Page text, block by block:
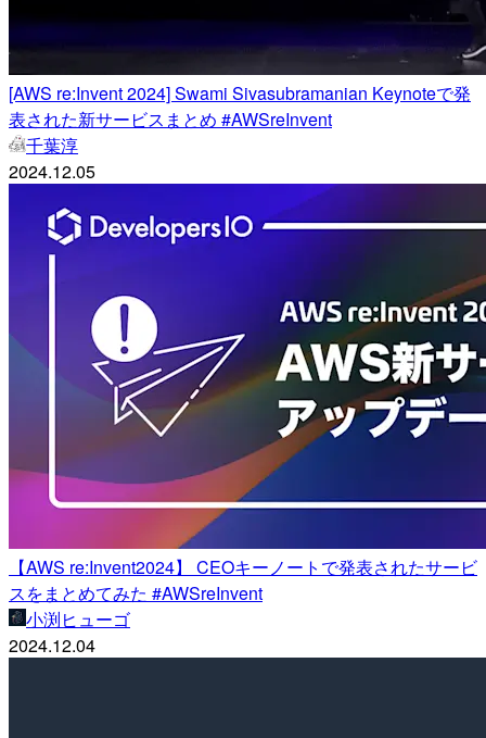
[AWS re:Invent 2024] Swami Sivasubramanian Keynoteで発
表された新サービスまとめ #AWSreInvent
千葉淳
2024.12.05
【AWS re:Invent2024】 CEOキーノートで発表されたサービ
スをまとめてみた #AWSreInvent
小渕ヒューゴ
2024.12.04